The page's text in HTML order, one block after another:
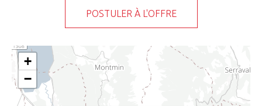
POSTULER À L'OFFRE
+
−